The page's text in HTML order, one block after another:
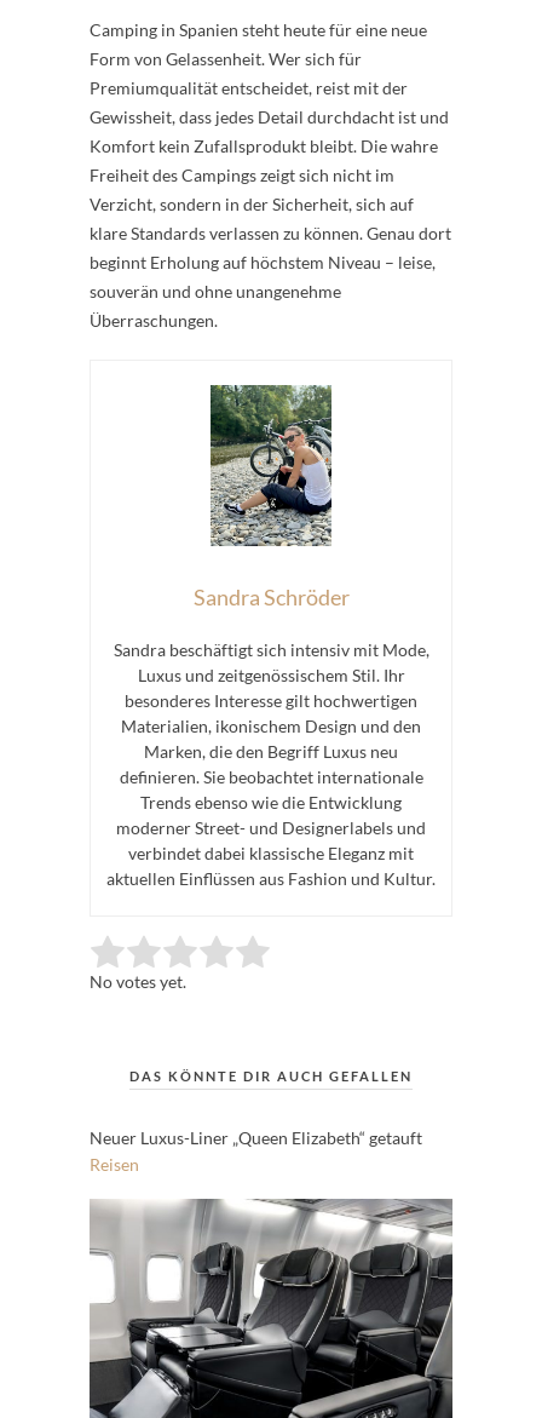
Camping in Spanien steht heute für eine neue
Form von Gelassenheit. Wer sich für
Premiumqualität entscheidet, reist mit der
Gewissheit, dass jedes Detail durchdacht ist und
Komfort kein Zufallsprodukt bleibt. Die wahre
Freiheit des Campings zeigt sich nicht im
Verzicht, sondern in der Sicherheit, sich auf
klare Standards verlassen zu können. Genau dort
beginnt Erholung auf höchstem Niveau – leise,
souverän und ohne unangenehme
Überraschungen.
Sandra Schröder
Sandra beschäftigt sich intensiv mit Mode,
Luxus und zeitgenössischem Stil. Ihr
besonderes Interesse gilt hochwertigen
Materialien, ikonischem Design und den
Marken, die den Begriff Luxus neu
definieren. Sie beobachtet internationale
Trends ebenso wie die Entwicklung
moderner Street- und Designerlabels und
verbindet dabei klassische Eleganz mit
aktuellen Einflüssen aus Fashion und Kultur.
Rate this item: Submit Rating
No votes yet.
DAS KÖNNTE DIR AUCH GEFALLEN
Neuer Luxus-Liner „Queen Elizabeth“ getauft
Reisen